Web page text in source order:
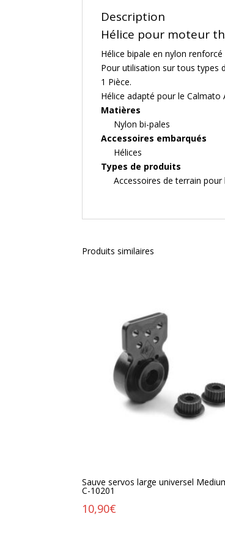
Description
Hélice pour moteur
Hélice bipale en nylon
Pour utilisation sur tous types
1 Pièce.
Hélice adapté pour le
Matières
Nylon bi-pales
Accessoires embarqués
Hélices
Types de produits
Accessoires de terrain
Produits similaires
Sauve servos large universel
C-10201
10,90€